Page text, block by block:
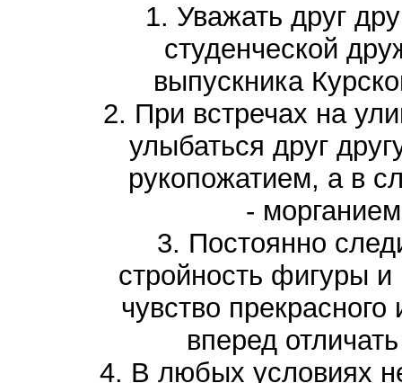
1. Уважать друг
студенческой
выпускника
2. При встречах на
улыбаться друг
рукопожатием, а в
-
3. Постоянно
стройность фигуры
чувство
вперед
4. В любых условиях